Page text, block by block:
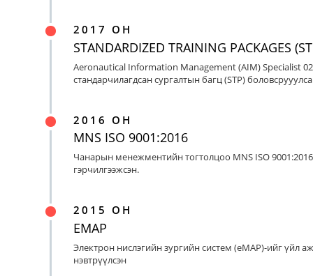
2017 ОН
STANDARDIZED TRAINING PACKAGES
Aeronautical Information Management (AIM) Specialist
стандарчилагдсан сургалтын багц (STP)
2016 ОН
MNS ISO 9001:2016
Чанарын менежментийн тогтолцоо MNS ISO
гэрчилгээжсэн.
2015 ОН
EMAP
Электрон нислэгийн зургийн систем (eMAP)-ийг үйл
нэвтрүүлсэн